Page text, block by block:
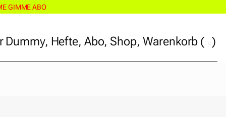
GIMME ABO
Dummy, Hefte, Abo, Shop, Warenkorb ( )
,Hefte,Abo,Shop,Warenkorb(